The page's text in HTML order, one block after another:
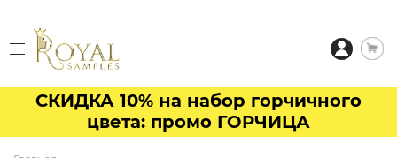
СКИДКА 10% на набор горчичного
цвета: промо ГОРЧИЦА